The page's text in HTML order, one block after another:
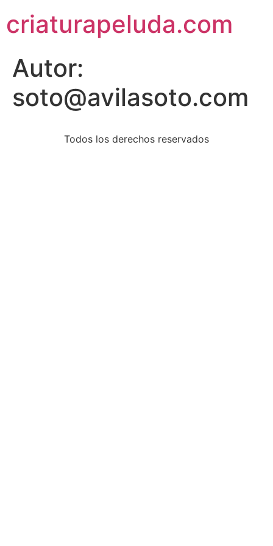
criaturapeluda.com
Autor:
soto@avilasoto.com
Todos los derechos reservados